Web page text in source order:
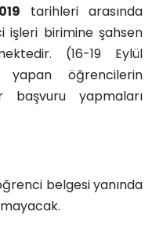
tarihleri arasında
işleri birimine şahsen
(16-19 Eylül
yapan öğrencilerin
başvuru yapmaları
belgesi yanında